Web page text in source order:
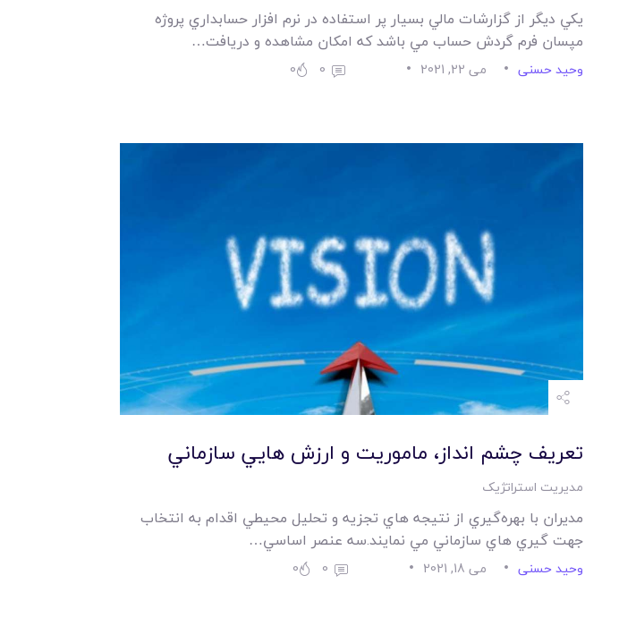
يکي ديگر از گزارشات مالي بسيار پر استفاده در نرم افزار حسابداري پروژه
مپسان فرم گردش حساب مي باشد که امکان مشاهده و دريافت…
وحید حسنی می 22, 2021 0
0
تعريف چشم انداز، ماموريت و ارزش هايي سازماني
مدیریت استراتژیک
مديران با بهره‌گيري از نتيجه هاي تجزيه و تحليل محيطي اقدام به انتخاب
جهت گيري هاي سازماني مي نمايند.سه عنصر اساسي…
وحید حسنی می 18, 2021 0
0